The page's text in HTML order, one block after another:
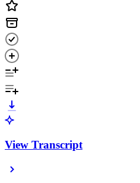
View Transcript